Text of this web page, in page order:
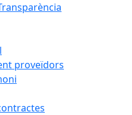
proveïdors